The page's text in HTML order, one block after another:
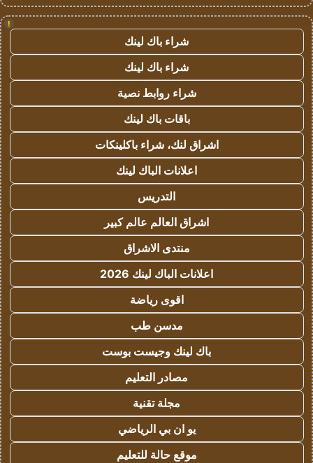
!
شراء باك لينك
شراء باك لينك
شراء روابط نصية
باقات باك لينك
اشراق لنك، شراء باكلينكات
اعلانات الباك لينك
التدريس
اشراق العالم عالم كبير
منتدى الاشراق
اعلانات الباك لينك 2026
اقوى رياضة
مدسن طب
باك لينك وجيست بوست
مصادر التعليم
مجلة تقنية
يو ان بي الرياضي
موقع حالة للتعليم